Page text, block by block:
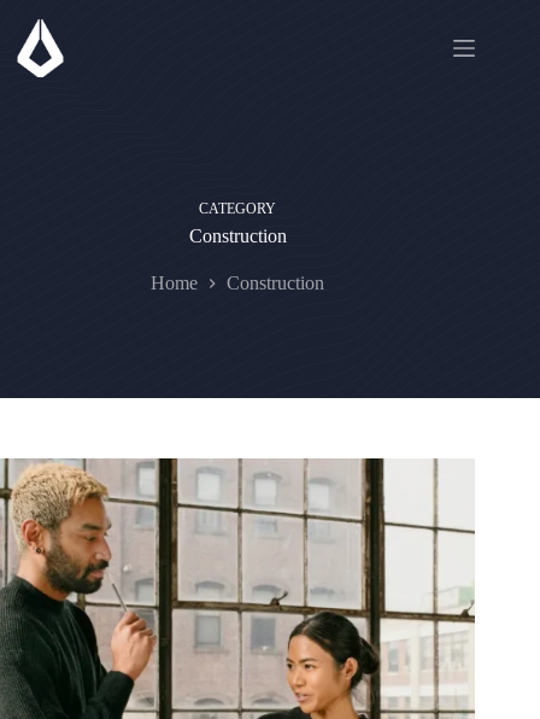
content
CATEGORY
Construction
Home Construction